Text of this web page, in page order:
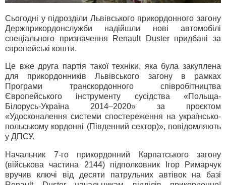
Сьогодні у підрозділи Львівського прикордонного загону
Держприкордонслужби надійшли нові автомобілі
спеціального призначення Renault Duster придбані за
європейські кошти.
Це вже друга партія такої техніки, яка була закуплена
для прикордонників Львівського загону в рамках
Програми транскордонного співробітництва
Європейського інструменту сусідства «Польща-
Білорусь-Україна 2014–2020» за проєктом
«Удосконалення системи спостереження на українсько-
польському кордонні (Південний сектор)», повідомляють
у ДПСУ.
Начальник 7-го прикордонний Карпатського загону
(військова частина 2144) підполковник Ігор Римарчук
вручив ключі від десяти патрульних автівок на базі